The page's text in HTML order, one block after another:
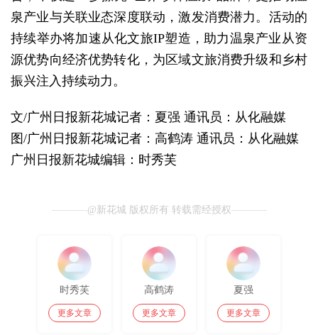
泉产业与关联业态深度联动，激发消费潜力。活动的
持续举办将加速从化文旅IP塑造，助力温泉产业从资
源优势向经济优势转化，为区域文旅消费升级和乡村
振兴注入持续动力。
文/广州日报新花城记者：夏强 通讯员：从化融媒
图/广州日报新花城记者：高鹤涛 通讯员：从化融媒
广州日报新花城编辑：时秀芙
@新花城 版权所有 转载需经授权
时秀芙
更多文章
高鹤涛
更多文章
夏强
更多文章